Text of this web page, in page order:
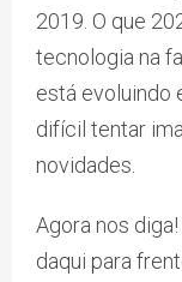
2019. O que
tecnologia na
está evoluindo
difícil tentar
novidades.
Agora nos
daqui para